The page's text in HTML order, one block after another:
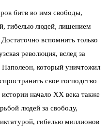
битв во имя свободы,
гибелью людей, лишением
вспомнить только
революция, вслед за
который уничтожил
свое господство
начало XX века также
людей за свободу,
гибелью миллионов